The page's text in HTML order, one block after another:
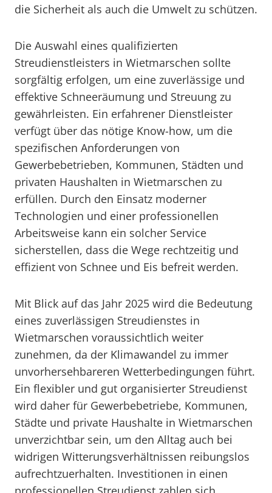
die Sicherheit als auch die Umwelt zu schützen.
Die Auswahl eines qualifizierten
Streudienstleisters in Wietmarschen sollte
sorgfältig erfolgen, um eine zuverlässige und
effektive Schneeräumung und Streuung zu
gewährleisten. Ein erfahrener Dienstleister
verfügt über das nötige Know-how, um die
spezifischen Anforderungen von
Gewerbebetrieben, Kommunen, Städten und
privaten Haushalten in Wietmarschen zu
erfüllen. Durch den Einsatz moderner
Technologien und einer professionellen
Arbeitsweise kann ein solcher Service
sicherstellen, dass die Wege rechtzeitig und
effizient von Schnee und Eis befreit werden.
Mit Blick auf das Jahr 2025 wird die Bedeutung
eines zuverlässigen Streudienstes in
Wietmarschen voraussichtlich weiter
zunehmen, da der Klimawandel zu immer
unvorhersehbareren Wetterbedingungen führt.
Ein flexibler und gut organisierter Streudienst
wird daher für Gewerbebetriebe, Kommunen,
Städte und private Haushalte in Wietmarschen
unverzichtbar sein, um den Alltag auch bei
widrigen Witterungsverhältnissen reibungslos
aufrechtzuerhalten. Investitionen in einen